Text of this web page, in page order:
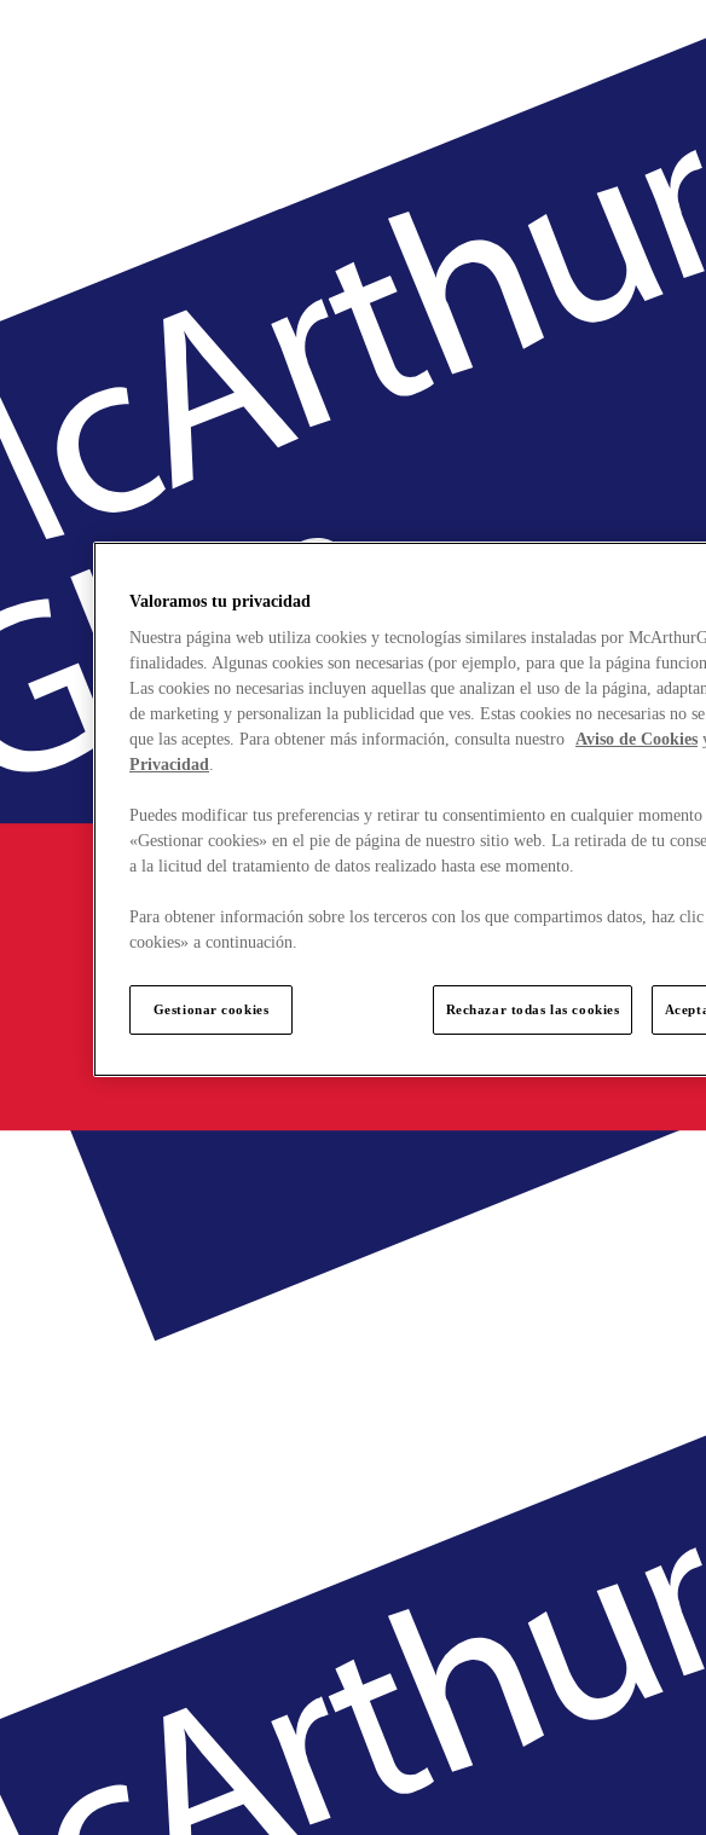
Valoramos tu privacidad
Nuestra página web utiliza cookies y tecnologías similares instaladas por
finalidades. Algunas cookies son necesarias (por ejemplo, para que la página
Las cookies no necesarias incluyen aquellas que analizan el uso de la página,
de marketing y personalizan la publicidad que ves. Estas cookies no necesarias no
que las aceptes. Para obtener más información, consulta nuestro Aviso de Cookies
Privacidad.
Puedes modificar tus preferencias y retirar tu consentimiento en cualquier
«Gestionar cookies» en el pie de página de nuestro sitio web. La retirada de tu
a la licitud del tratamiento de datos realizado hasta ese momento.
Para obtener información sobre los terceros con los que compartimos datos, haz
cookies» a continuación.
Gestionar cookies Rechazar todas las cookies